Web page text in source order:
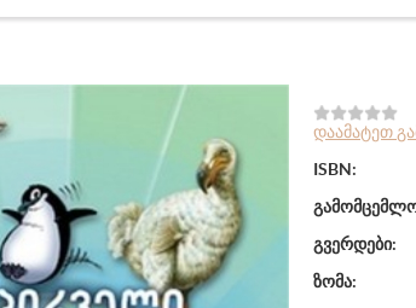
დაამატეთ
ISBN:
გვერდები:
ზომა: